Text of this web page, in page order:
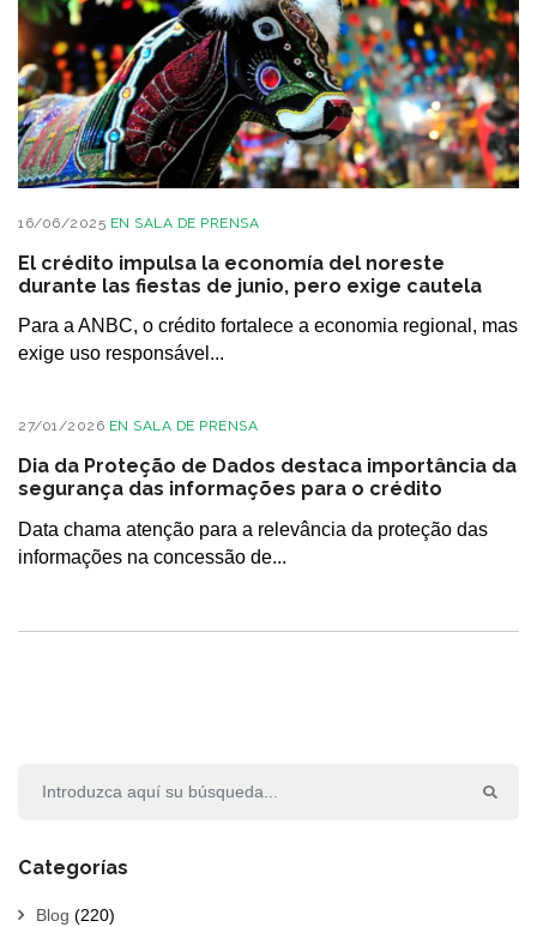
16/06/2025 EN SALA DE PRENSA
El crédito impulsa la economía del noreste
durante las fiestas de junio, pero exige cautela
Para a ANBC, o crédito fortalece a economia regional, mas
exige uso responsável...
27/01/2026 EN SALA DE PRENSA
Dia da Proteção de Dados destaca importância da
segurança das informações para o crédito
Data chama atenção para a relevância da proteção das
informações na concessão de...
Categorías
Blog (220)